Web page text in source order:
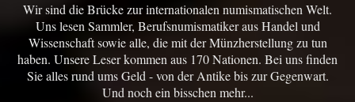
Wir sind die Brücke zur internationalen numismatischen Welt.
Uns lesen Sammler, Berufsnumismatiker aus Handel und
Wissenschaft sowie alle, die mit der Münzherstellung zu tun
haben. Unsere Leser kommen aus 170 Nationen. Bei uns finden
Sie alles rund ums Geld - von der Antike bis zur Gegenwart.
Und noch ein bisschen mehr...